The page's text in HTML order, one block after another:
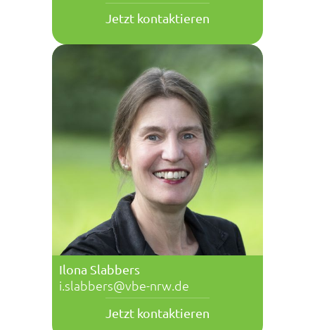
Jetzt kontaktieren
Ilona Slabbers
i.slabbers@vbe-nrw.de
Jetzt kontaktieren